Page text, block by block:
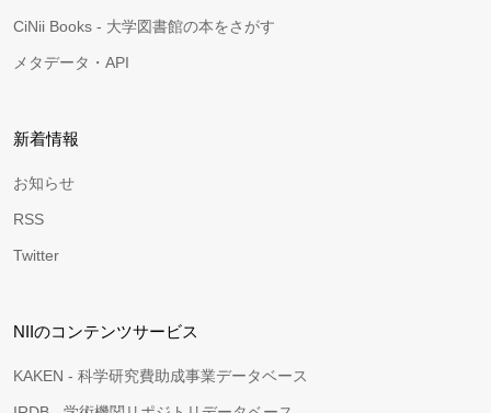
CiNii Books - 大学図書館の本をさがす
メタデータ・API
新着情報
お知らせ
RSS
Twitter
NIIのコンテンツサービス
KAKEN - 科学研究費助成事業データベース